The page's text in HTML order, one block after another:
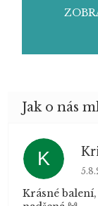
K
Krásné